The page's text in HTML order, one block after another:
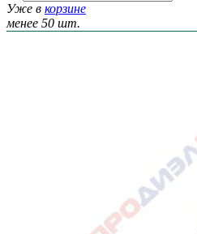
Уже в корзине
менее 50 шт.